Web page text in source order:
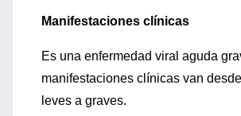
Manifestaciones clínicas
Es una enfermedad viral aguda
manifestaciones clínicas van
leves a graves.